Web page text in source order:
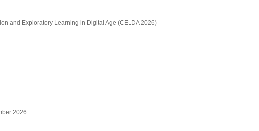
and Exploratory Learning in Digital Age (CELDA 2026)
2026